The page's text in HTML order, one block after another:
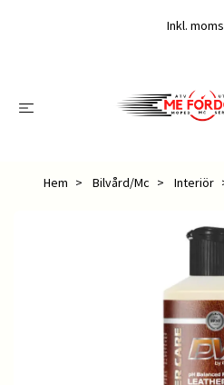
Inkl. moms
Hem Bilvård/Mc Interiör